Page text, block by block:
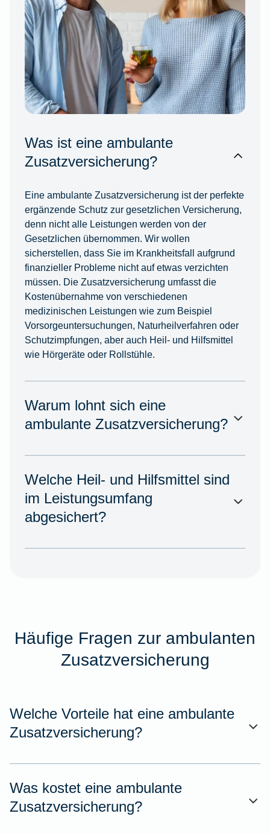
Was ist eine ambulante
Zusatzversicherung?
Eine ambulante Zusatzversicherung ist der perfekte
ergänzende Schutz zur gesetzlichen Versicherung,
denn nicht alle Leistungen werden von der
Gesetzlichen übernommen. Wir wollen
sicherstellen, dass Sie im Krankheitsfall aufgrund
finanzieller Probleme nicht auf etwas verzichten
müssen. Die Zusatzversicherung umfasst die
Kostenübernahme von verschiedenen
medizinischen Leistungen wie zum Beispiel
Vorsorgeuntersuchungen, Naturheilverfahren oder
Schutzimpfungen, aber auch Heil- und Hilfsmittel
wie Hörgeräte oder Rollstühle.
Warum lohnt sich eine
ambulante Zusatzversicherung?
Welche Heil- und Hilfsmittel sind
im Leistungsumfang
abgesichert?
Häufige Fragen zur ambulanten
Zusatzversicherung
Welche Vorteile hat eine ambulante
Zusatzversicherung?
Was kostet eine ambulante
Zusatzversicherung?